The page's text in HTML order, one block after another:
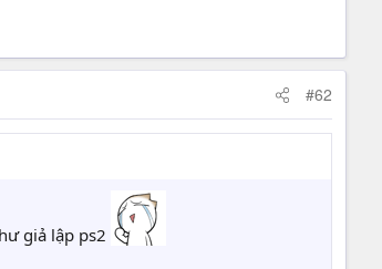
#62
giả lập ps2